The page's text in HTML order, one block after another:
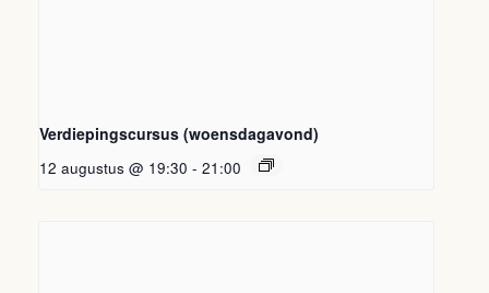
Verdiepingscursus (woensdagavond)
12 augustus @ 19:30 - 21:00